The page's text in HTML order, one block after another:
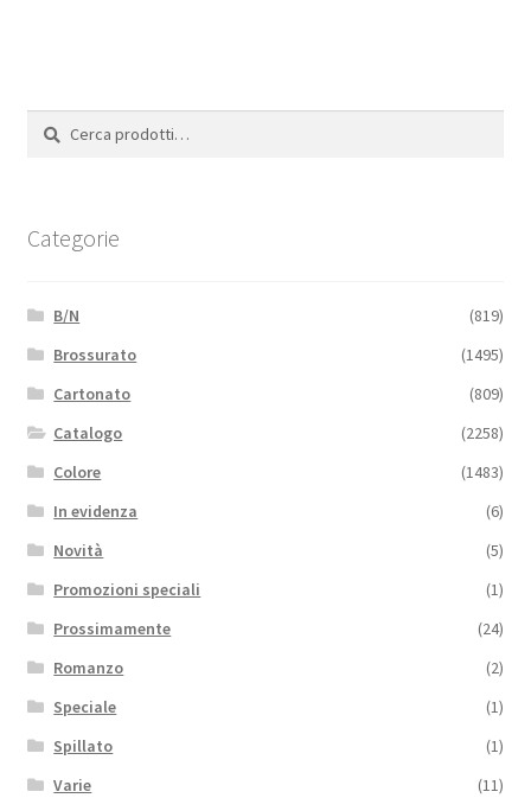
Cerca:
Cerca
Categorie
B/N
(819)
Brossurato
(1495)
Cartonato
(809)
Catalogo
(2258)
Colore
(1483)
In evidenza
(6)
Novità
(5)
Promozioni speciali
(1)
Prossimamente
(24)
Romanzo
(2)
Speciale
(1)
Spillato
(1)
Varie
(11)